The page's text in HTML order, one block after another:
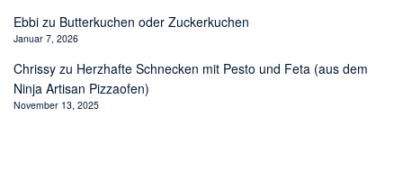
Ebbi zu Butterkuchen oder Zuckerkuchen
Januar 7, 2026
Chrissy zu Herzhafte Schnecken mit Pesto und Feta (aus dem
Ninja Artisan Pizzaofen)
November 13, 2025